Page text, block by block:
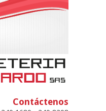
Contáctenos